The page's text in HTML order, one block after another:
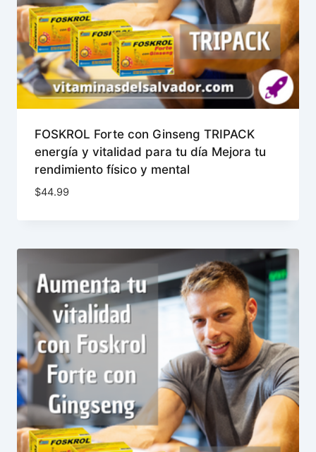
FOSKROL Forte con Ginseng TRIPACK
energía y vitalidad para tu día Mejora tu
rendimiento físico y mental
$44.99